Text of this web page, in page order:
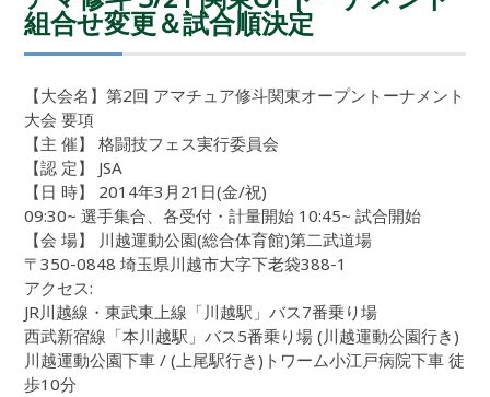
組合せ変更＆試合順決定
【大会名】第2回 アマチュア修斗関東オープントーナメント
大会 要項
【主 催】 格闘技フェス実行委員会
【認 定】 JSA
【日 時】 2014年3月21日(金/祝)
09:30~ 選手集合、各受付・計量開始 10:45~ 試合開始
【会 場】 川越運動公園(総合体育館)第二武道場
〒350-0848 埼玉県川越市大字下老袋388-1
アクセス:
JR川越線・東武東上線「川越駅」バス7番乗り場
西武新宿線「本川越駅」バス5番乗り場 (川越運動公園行き)
川越運動公園下車 / (上尾駅行き)トワーム小江戸病院下車 徒
歩10分